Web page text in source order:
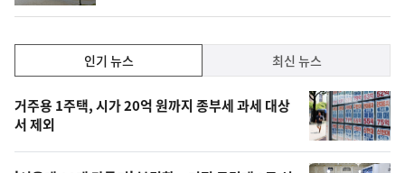
기,
최
신,
오
인기 뉴스 최신 뉴스
인
기
뉴
스
거주용 1주택, 시가 20억 원까지 종부세 과세 대상
서 제외